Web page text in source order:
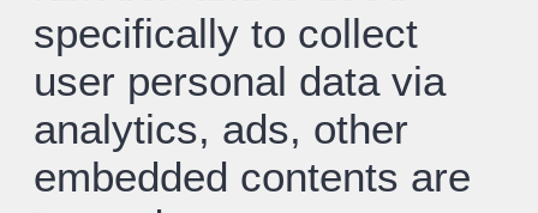
specifically to collect
user personal data via
analytics, ads, other
embedded contents are